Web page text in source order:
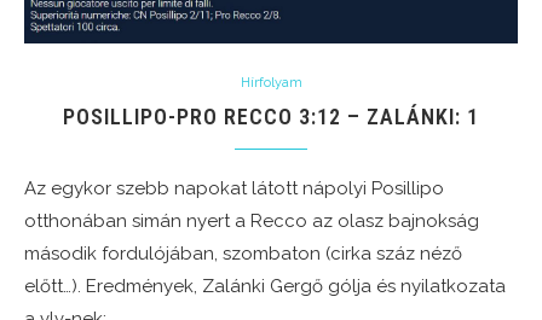
Hírfolyam
POSILLIPO-PRO RECCO 3:12 – ZALÁNKI: 1
Az egykor szebb napokat látott nápolyi Posillipo
otthonában simán nyert a Recco az olasz bajnokság
második fordulójában, szombaton (cirka száz néző
előtt…). Eredmények, Zalánki Gergő gólja és nyilatkozata